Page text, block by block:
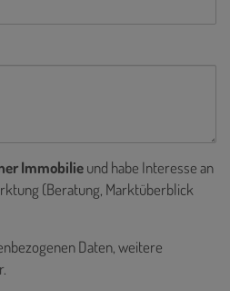
Immobilieund habe Interesse an
(Beratung, Marktüberblick
Daten, weitere
.